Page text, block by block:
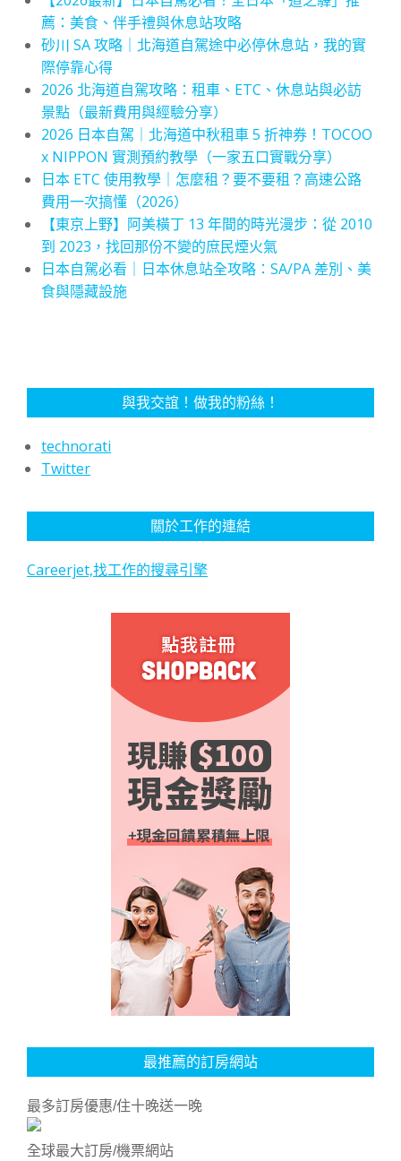
薦：美食、伴手禮與休息站攻略
砂川 SA 攻略｜北海道自駕途中必停休息站，我的實
際停靠心得
2026 北海道自駕攻略：租車、ETC、休息站與必訪
景點（最新費用與經驗分享）
2026 日本自駕｜北海道中秋租車 5 折神券！TOCOO
x NIPPON 實測預約教學（一家五口實戰分享）
日本 ETC 使用教學｜怎麼租？要不要租？高速公路
費用一次搞懂（2026）
【東京上野】阿美橫丁 13 年間的時光漫步：從 2010
到 2023，找回那份不變的庶民煙火氣
日本自駕必看｜日本休息站全攻略：SA/PA 差別、美
食與隱藏設施
與我交誼！做我的粉絲！
technorati
Twitter
關於工作的連結
Careerjet,找工作的搜尋引擎
最推薦的訂房網站
最多訂房優惠/住十晚送一晚
全球最大訂房/機票網站